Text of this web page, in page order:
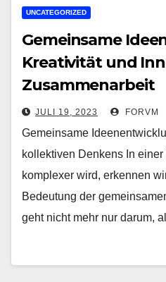
UNCATEGORIZED
Gemeinsame
Kreativität und
Zusammenarbeit
JULI 19, 2023 FORVM
Gemeinsame
kollektiven Denkens In
komplexer wird, erkennen
Bedeutung der
geht nicht mehr nur darum,